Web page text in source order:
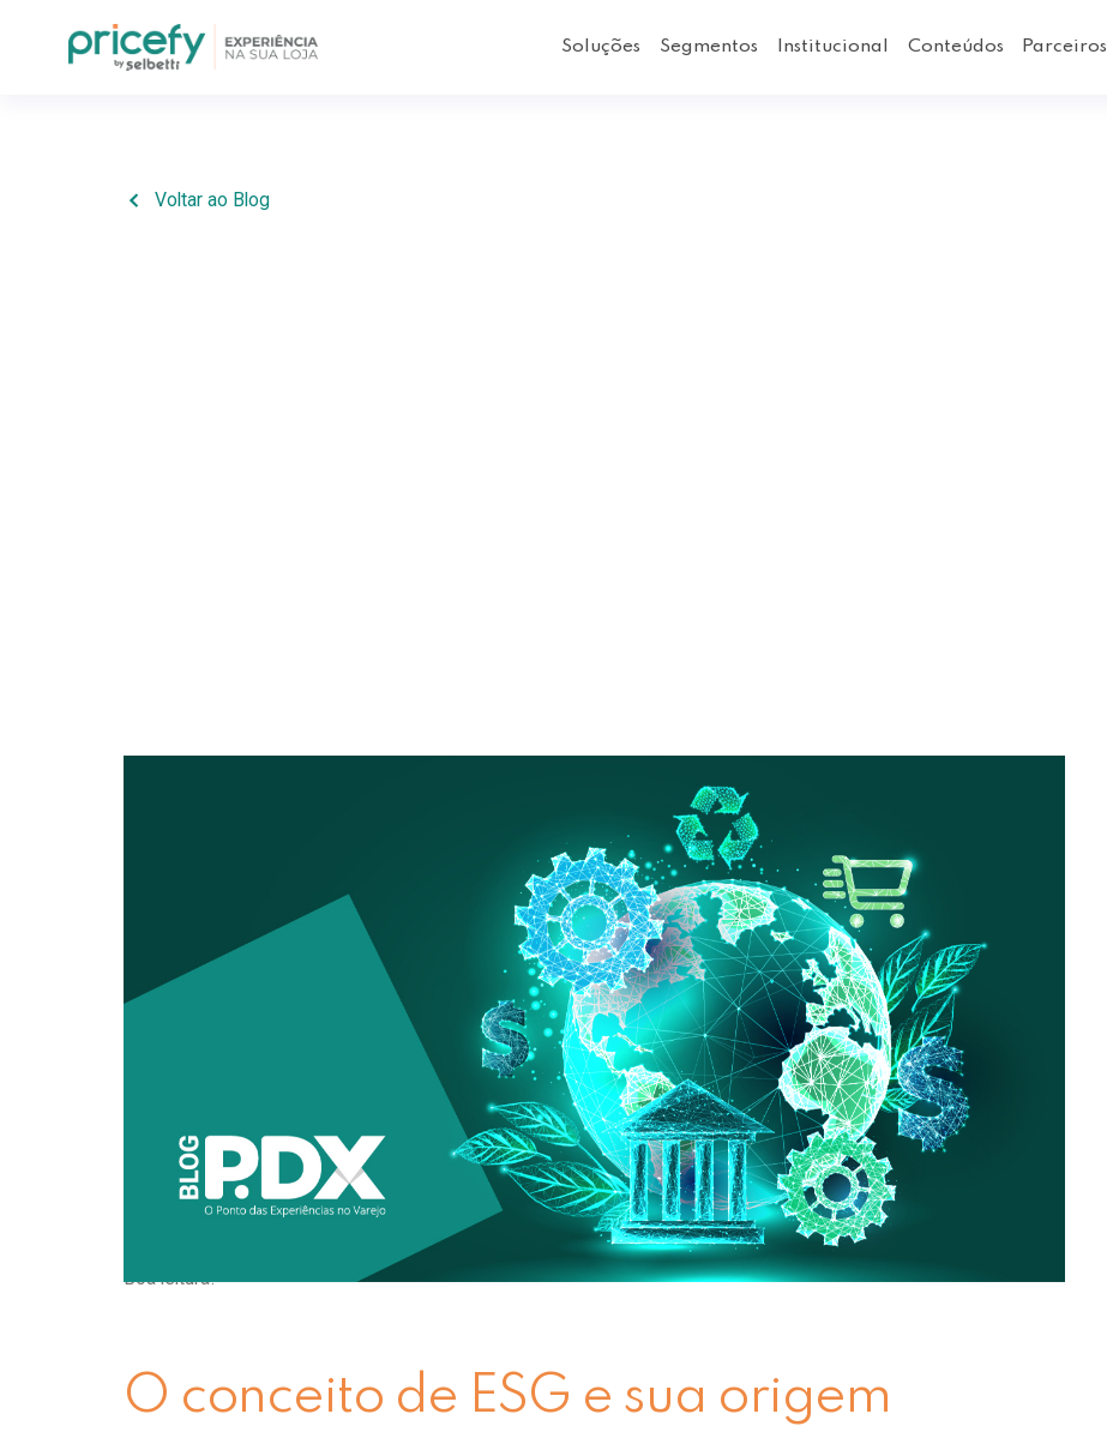
Soluções Segmentos Institucional Conteúdos Parceiros
Voltar ao Blog
ESG e a jornada do consumidor: como a
conscientização ambiental e social influencia as
decisões de compra no varejo
Nos últimos anos, temos testemunhado uma mudança significativa nas preferências e comportamentos dos
consumidores. Cada vez mais, as questões ambientais e sociais têm se tornado um fator determinante nas
decisões de compra, impulsionando a demanda por produtos e serviços que promovam práticas sustentáveis.
Nesse contexto, o conceito de ESG (Environmental, Social and Governance) tem ganhado destaque, influenciando
a jornada do consumidor e trazendo desafios e oportunidades para o varejo.
Neste artigo, exploraremos como a conscientização ambiental e social afeta as escolhas de compra no varejo, e
discutiremos técnicas para engajar esse público.
Boa leitura!
O conceito de ESG e sua origem